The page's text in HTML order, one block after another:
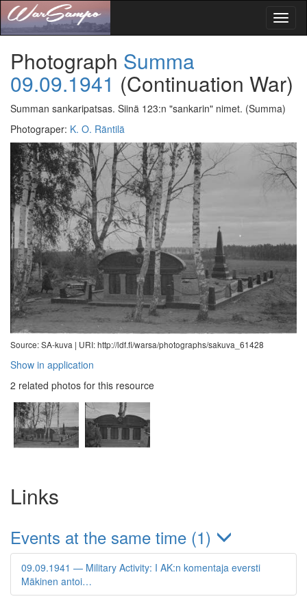
Photograph Summa
09.09.1941 (Continuation War)
Summan sankaripatsas. Siinä 123:n "sankarin" nimet. (Summa)
Photograper: K. O. Räntilä
Source: SA-kuva | URI: http://ldf.fi/warsa/photographs/sakuva_61428
Show in application
2 related photos for this resource
Links
Events at the same time (1)
09.09.1941 — Military Activity: I AK:n komentaja eversti
Mäkinen antoi…